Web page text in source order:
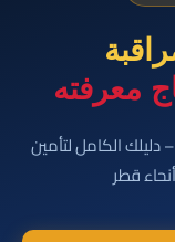
معرفته
دليلك الكامل لتأمين
قطر